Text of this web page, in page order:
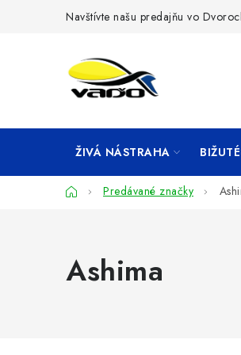
Navštívte našu predajňu vo
ŽIVÁ NÁSTRAHA
DomovPredávané značky
Ashima